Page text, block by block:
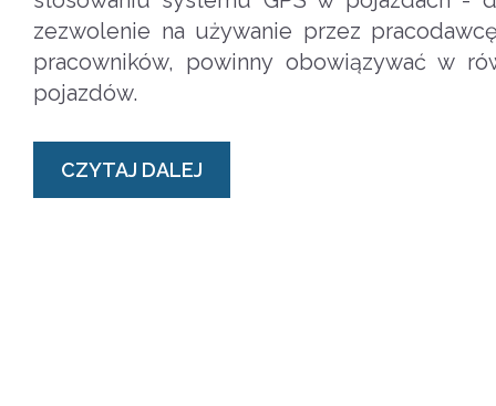
zezwolenie na używanie przez
pracowników, powinny obowiązywać w
pojazdów.
CZYTAJ DALEJ